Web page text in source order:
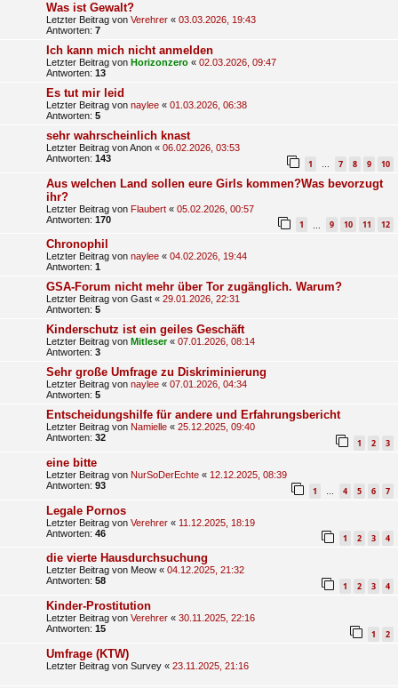
Was ist Gewalt?
Letzter Beitrag von Verehrer « 03.03.2026, 19:43
Antworten: 7
Ich kann mich nicht anmelden
Letzter Beitrag von Horizonzero « 02.03.2026, 09:47
Antworten: 13
Es tut mir leid
Letzter Beitrag von naylee « 01.03.2026, 06:38
Antworten: 5
sehr wahrscheinlich knast
Letzter Beitrag vonAnon « 06.02.2026, 03:53
Antworten: 143 1 … 7 8 9 10
Aus welchen Land sollen eure Girls kommen?Was bevorzugt
ihr?
Letzter Beitrag von Flaubert « 05.02.2026, 00:57
Antworten: 170 1 9 10 11 12
Chronophil
Letzter Beitrag von naylee « 04.02.2026, 19:44
Antworten: 1
GSA-Forum nicht mehr über Tor zugänglich. Warum?
Letzter Beitrag von Gast « 29.01.2026, 22:31
Antworten: 5
Kinderschutz ist ein geiles Geschäft
Letzter Beitrag von Mitleser« 07.01.2026, 08:14
Antworten: 3
Sehr große Umfrage zu Diskriminierung
Letzter Beitrag von naylee « 07.01.2026, 04:34
Antworten: 5
Entscheidungshilfe für andere und Erfahrungsbericht
Letzter Beitrag von Namielle « 25.12.2025, 09:40
Antworten: 32 1 2 3
eine bitte
Letzter Beitrag von NurSoDerEchte « 12.12.2025, 08:39
Antworten: 93 1 … 4 5 6 7
Legale Pornos
Letzter Beitrag von Verehrer « 11.12.2025, 18:19
Antworten: 46 1 2 3 4
die vierte Hausdurchsuchung
Letzter Beitrag von Meow « 04.12.2025, 21:32
Antworten: 58 1 2 3 4
Kinder-Prostitution
Letzter Beitrag von Verehrer « 30.11.2025, 22:16
Antworten: 15 1 2
Umfrage (KTW)
Letzter Beitrag von Survey « 23.11.2025, 21:16